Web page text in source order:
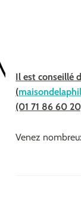
Il est conseillé
(
(01 71 86 60
Venez